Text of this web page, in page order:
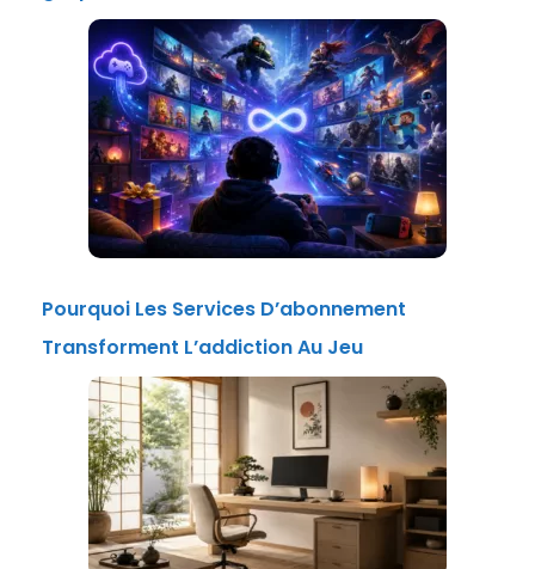
Pourquoi Les Services D’abonnement
Transforment L’addiction Au Jeu